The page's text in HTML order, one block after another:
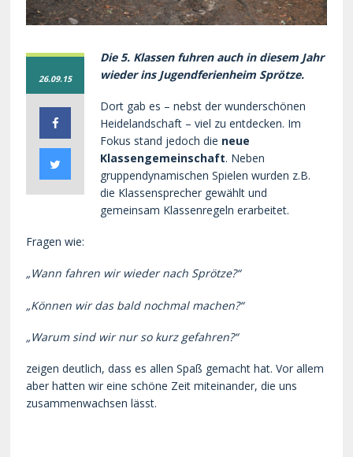
26.09.15
Die 5. Klassen fuhren auch in diesem Jahr
wieder ins Jugendferienheim Sprötze.
Dort gab es – nebst der wunderschönen
Heidelandschaft – viel zu entdecken. Im
Fokus stand jedoch die neue
Klassengemeinschaft. Neben
gruppendynamischen Spielen wurden z.B.
die Klassensprecher gewählt und
gemeinsam Klassenregeln erarbeitet.
Fragen wie:
„Wann fahren wir wieder nach Sprötze?“
„Können wir das bald nochmal machen?“
„Warum sind wir nur so kurz gefahren?“
zeigen deutlich, dass es allen Spaß gemacht hat. Vor allem
aber hatten wir eine schöne Zeit miteinander, die uns
zusammenwachsen lässt.